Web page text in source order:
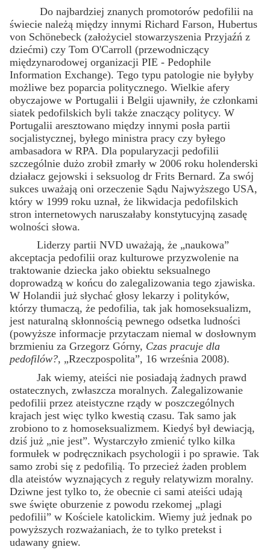
Do najbardziej znanych promotorów pedofilii na
świecie należą między innymi Richard Farson, Hubertus
von Schönebeck (założyciel stowarzyszenia Przyjaźń z
dziećmi) czy Tom O'Carroll (przewodniczący
międzynarodowej organizacji PIE - Pedophile
Information Exchange). Tego typu patologie nie byłyby
możliwe bez poparcia politycznego. Wielkie afery
obyczajowe w Portugalii i Belgii ujawniły, że członkami
siatek pedofilskich byli także znaczący politycy. W
Portugalii aresztowano między innymi posła partii
socjalistycznej, byłego ministra pracy czy byłego
ambasadora w RPA. Dla popularyzacji pedofilii
szczególnie dużo zrobił zmarły w 2006 roku holenderski
działacz gejowski i seksuolog dr Frits Bernard. Za swój
sukces uważają oni orzeczenie Sądu Najwyższego USA,
który w 1999 roku uznał, że likwidacja pedofilskich
stron internetowych naruszałaby konstytucyjną zasadę
wolności słowa.
Liderzy partii NVD uważają, że „naukowa”
akceptacja pedofilii oraz kulturowe przyzwolenie na
traktowanie dziecka jako obiektu seksualnego
doprowadzą w końcu do zalegalizowania tego zjawiska.
W Holandii już słychać głosy lekarzy i polityków,
którzy tłumaczą, że pedofilia, tak jak homoseksualizm,
jest naturalną skłonnością pewnego odsetka ludności
(powyższe informacje przytaczam niemal w dosłownym
brzmieniu za Grzegorz Górny, Czas pracuje dla
pedofilów?, „Rzeczpospolita”, 16 września 2008).
Jak wiemy, ateiści nie posiadają żadnych prawd
ostatecznych, zwłaszcza moralnych. Zalegalizowanie
pedofilii przez ateistyczne rządy w poszczególnych
krajach jest więc tylko kwestią czasu. Tak samo jak
zrobiono to z homoseksualizmem. Kiedyś był dewiacją,
dziś już „nie jest”. Wystarczyło zmienić tylko kilka
formułek w podręcznikach psychologii i po sprawie. Tak
samo zrobi się z pedofilią. To przecież żaden problem
dla ateistów wyznających z reguły relatywizm moralny.
Dziwne jest tylko to, że obecnie ci sami ateiści udają
swe święte oburzenie z powodu rzekomej „plagi
pedofilii” w Kościele katolickim. Wiemy już jednak po
powyższych rozważaniach, że to tylko pretekst i
udawany gniew.